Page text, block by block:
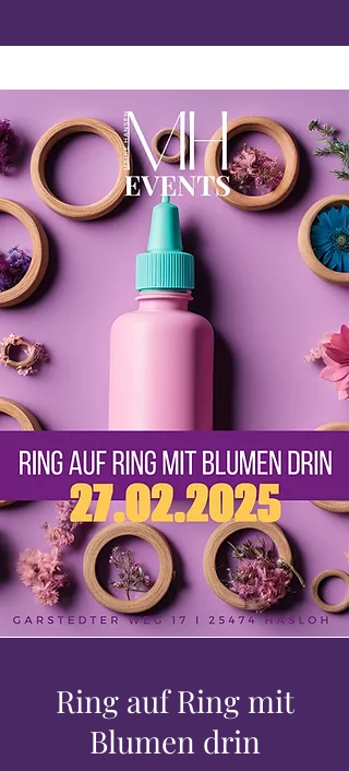
Ring auf Ring mit
Blumen drin